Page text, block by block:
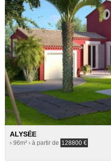
ALYSÉE
› 96m² › à partir de 128800 €